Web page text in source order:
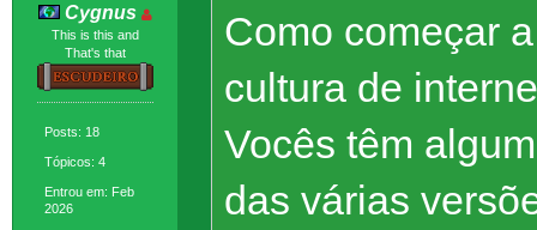
Cygnus
This is this and
That's that
Posts: 18
Tópicos: 4
Entrou em: Feb
2026
Como começar
cultura de
Vocês têm
das várias